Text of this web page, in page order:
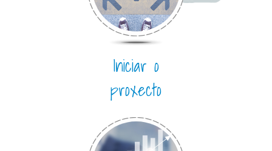
Iniciar o
proxecto